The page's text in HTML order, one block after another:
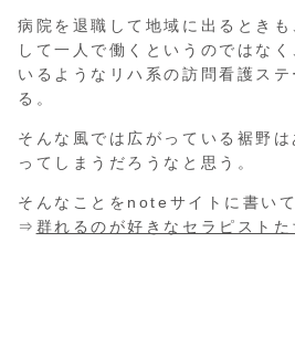
病院を退職して地域に出るとき
して一人で働くというのではな
いるようなリハ系の訪問看護ス
る。
そんな風では広がっている裾野
ってしまうだろうなと思う。
そんなことをnoteサイトに書いて
⇒ 群れるのが好きなセラピストた